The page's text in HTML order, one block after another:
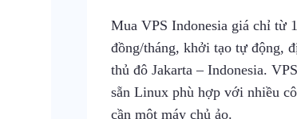
Mua VPS Indonesia giá chỉ từ
đồng/tháng, khởi tạo tự động,
thủ đô Jakarta – Indonesia.
sẵn Linux phù hợp với nhiều
cần một máy chủ ảo.